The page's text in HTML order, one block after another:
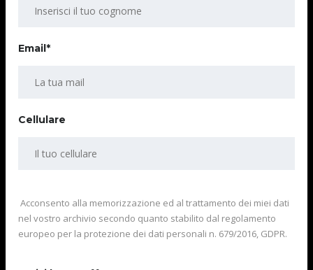
Email*
Cellulare
Acconsento alla memorizzazione ed al trattamento dei miei dati
nel vostro archivio secondo quanto stabilito dal regolamento
europeo per la protezione dei dati personali n. 679/2016, GDPR.